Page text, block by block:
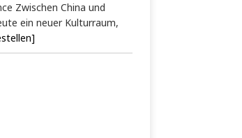
Zwischen China und
ein neuer Kulturraum,